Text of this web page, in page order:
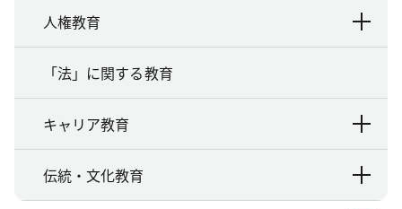
人権教育
「法」に関する教育
キャリア教育
伝統・文化教育